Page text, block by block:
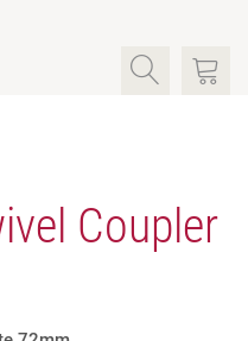
Coupler